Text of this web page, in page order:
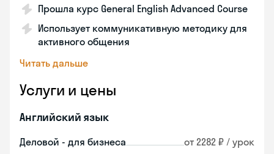
Прошла курс General English Advanced Course
Использует коммуникативную методику для
активного общения
Читать дальше
Услуги и цены
Английский язык
Деловой - для бизнеса от 2282 ₽ / урок